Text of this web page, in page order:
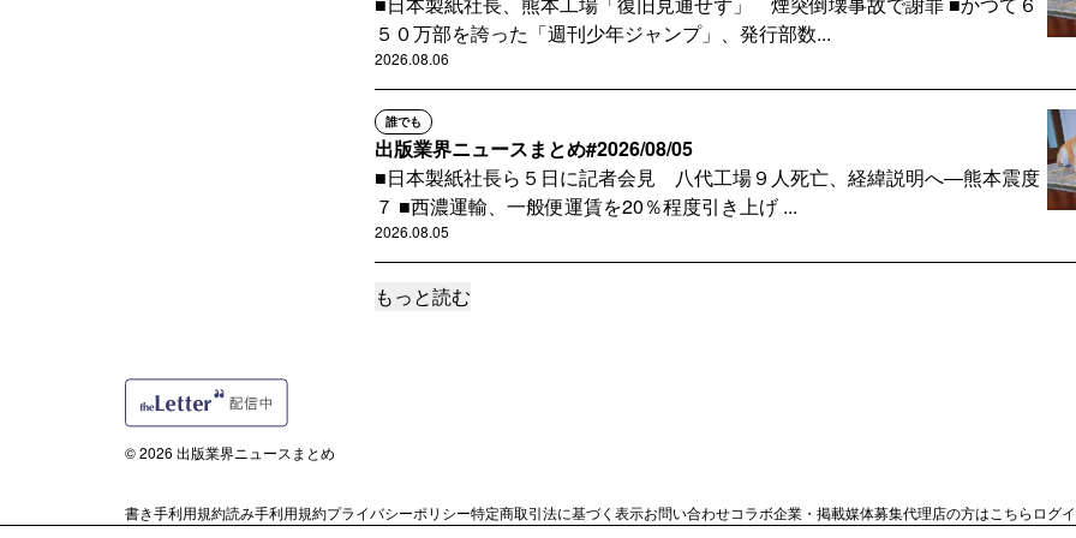
５０万部を誇った「週刊少年ジャンプ」、発行部数...
2026.08.06
誰でも
出版業界ニュースまとめ#2026/08/05
■日本製紙社長ら５日に記者会見 八代工場９人死亡、経緯説明へ―熊本震度
７ ■西濃運輸、一般便運賃を20％程度引き上げ ...
2026.08.05
誰でも
■『本とは何か』を、業界の外に決められる前に ■日本製紙被災、経営に打
もっと読む
© 2026 出版業界ニュースまとめ
書き手利用規約読み手利用規約プライバシーポリシー特定商取引法に基づく表示お問い合わせコラボ企業・掲載媒体募集代理店の方はこちら ログ